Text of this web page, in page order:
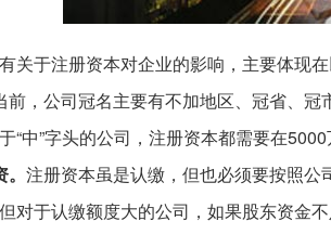
关于注册资本对企业的影响，主要体现
前，公司冠名主要有不加地区、冠省、
“中”字头的公司，注册资本都需要在
注册资本虽是认缴，但也必须要按照
对于认缴额度大的公司，如果股东资金